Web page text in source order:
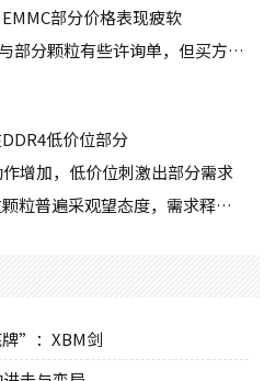
部分价格表现疲软
【台湾地区】特定容量Wafer与部分颗粒有些许询单，但买方需求并不强劲
低价位部分
作增加，低价位刺激出部分需求
【台湾地区】买家对于高价位颗粒普遍采观望态度，需求释出有限
”：XBM剑